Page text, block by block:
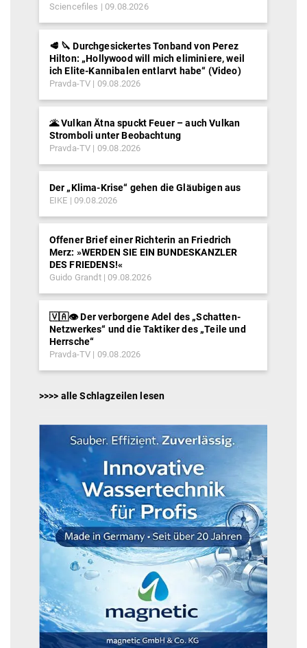
Sciencefiles 09.08.2026
🥩 🔪 Durchgesickertes Tonband von Perez
Hilton: „Hollywood will mich eliminiere, weil
ich Elite-Kannibalen entlarvt habe“ (Video)
Pravda-TV 09.08.2026
🌋 Vulkan Ätna spuckt Feuer – auch Vulkan
Stromboli unter Beobachtung
Pravda-TV 09.08.2026
Der „Klima-Krise“ gehen die Gläubigen aus
EIKE 09.08.2026
Offener Brief einer Richterin an Friedrich
Merz: »WERDEN SIE EIN BUNDESKANZLER
DES FRIEDENS!«
Guido Grandt 09.08.2026
🇻🇦👁️ Der verborgene Adel des „Schatten-
Netzwerkes“ und die Taktiker des „Teile und
Herrsche“
Pravda-TV 09.08.2026
>>>> alle Schlagzeilen lesen